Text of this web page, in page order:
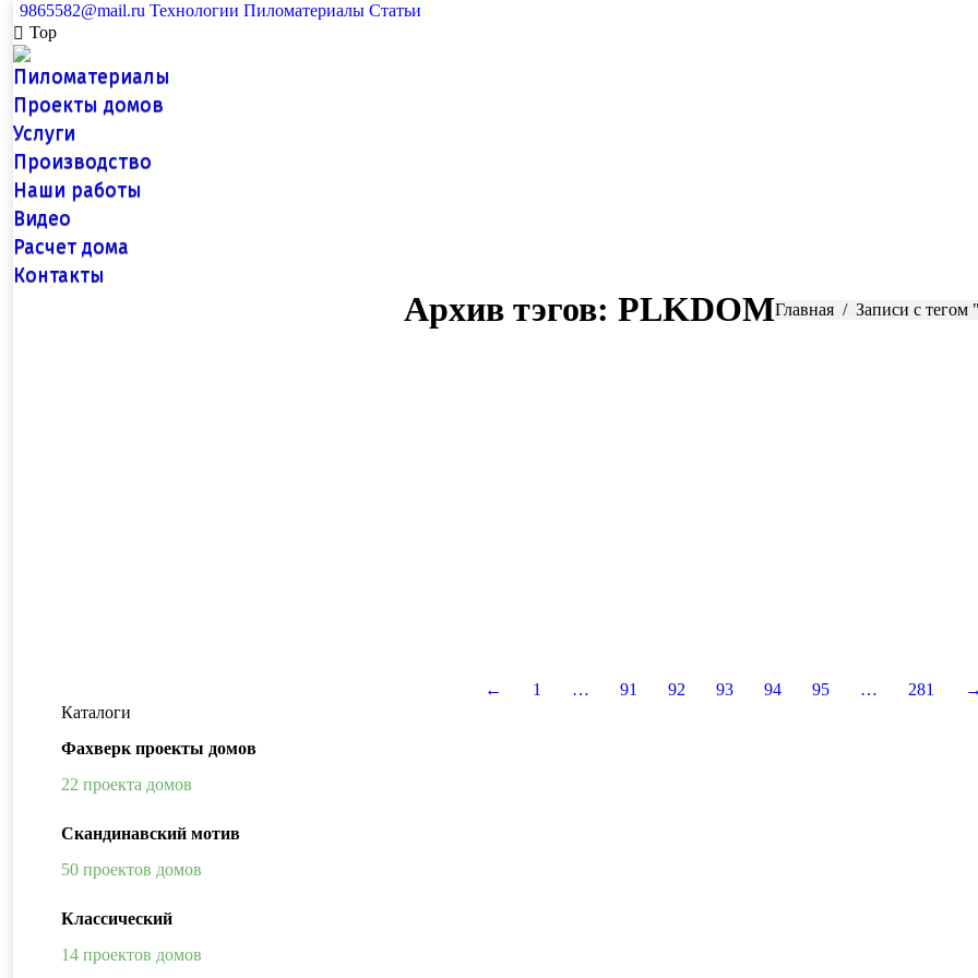
9865582@mail.ru Технологии Пиломатериалы Статьи
Top
Пиломатериалы
Проекты домов
Услуги
Производство
Наши работы
Видео
Расчет дома
Контакты
Архив тэгов: PLKDOMВы здесь:
Главная Записи с
← 1 … 91 92 93 94 95 … 281
Каталоги
Фахверк проекты домов
22 проекта домов
Скандинавский мотив
50 проектов домов
Классический
14 проектов домов